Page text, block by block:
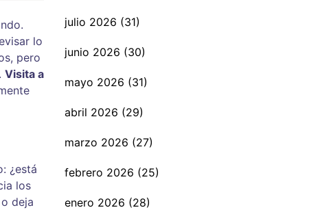
lo
pero
Visita a
¿está
los
deja
julio 2026 (31)
junio 2026 (30)
mayo 2026 (31)
abril 2026 (29)
marzo 2026 (27)
febrero 2026 (25)
enero 2026 (28)